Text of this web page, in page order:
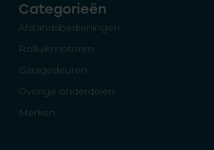
Categorieën
Afstandsbedieningen
Rolluikmotoren
Garagedeuren
Overige onderdelen
Merken